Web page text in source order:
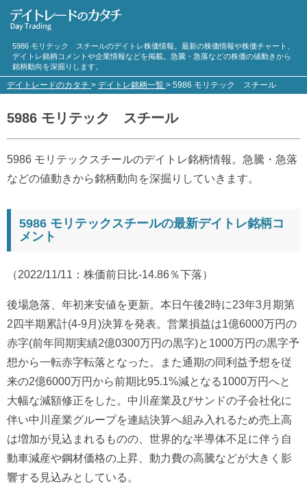
5986 モリテック スチールのデイトレ株価情報。最新の株価情報や株価チャート、
デイトレ銘柄コメントや企業情報などを掲載。急騰・急落などの株価の値動きから
銘柄動向を深掘りします。
デイトレードのカタチ > デイトレ銘柄一覧 > 5986 モリテック スチール
5986 モリテック スチール
5986 モリテックスチールのデイトレ銘柄情報。急騰・急落
などの値動きから銘柄動向を深掘りしていきます。
5986 モリテックスチールの最新デイトレ銘柄コ
メント
（2022/11/11：株価前日比-14.86％下落）
後場急落、年初来安値を更新。本日午後2時に23年3月期第
2四半期累計(4-9月)決算を発表。営業損益は1億6000万円の
赤字(前年同期実績2億0300万円の黒字)と1000万円の黒字予
想から一転赤字転落となった。また通期の同利益予想を従
来の2億6000万円から前期比95.1%減となる1000万円へと
大幅な減額修正をした。中川産業及びサンドの子会社化に
伴い中川産業グループを連結決算へ組み入れるため売上高
は増加が見込まれるものの、世界的な半導体不足に伴う自
動車減産や鋼材価格の上昇、動力費の高騰などが大きく影
響する見込みとしている。